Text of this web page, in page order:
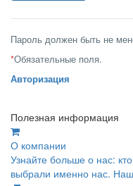
Пароль должен быть не
*Обязательные поля.
Авторизация
Полезная информация
О компании
Узнайте больше о нас:
выбрали именно нас.